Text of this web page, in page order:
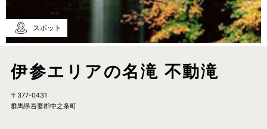
スポット
伊参エリアの名滝 不動滝
〒377-0431
群馬県吾妻郡中之条町